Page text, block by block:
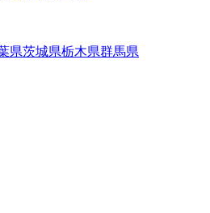
県茨城県栃木県群馬県